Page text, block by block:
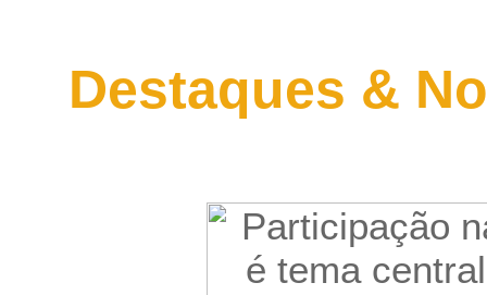
Destaques &